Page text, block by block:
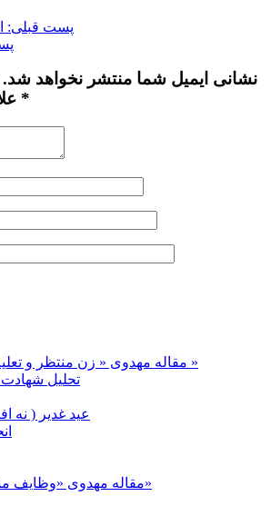
پست قبلی:
نشانی ایمیل شما منتشر نخواهد
علامت‌گذاری شده‌اند *
مقاله مهدوی « زن منتظر و تعلیم سلوک مهدوی »
تحلیل
عید غدیر ( نه
مقاله مهدوی «وظایف منتظران در قرآن»